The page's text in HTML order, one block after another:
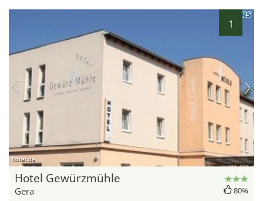
1
hotel.de
Hotel Gewürzmühle
Gera 80%